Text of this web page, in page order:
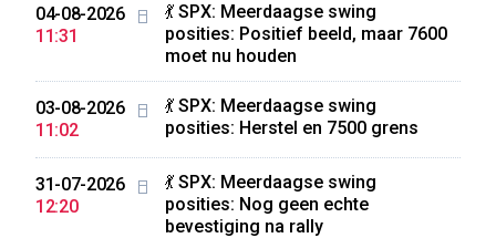
04-08-2026
11:31
💃 SPX: Meerdaagse swing
posities: Positief beeld, maar 7600
moet nu houden
03-08-2026
11:02
💃 SPX: Meerdaagse swing
posities: Herstel en 7500 grens
31-07-2026
12:20
💃 SPX: Meerdaagse swing
posities: Nog geen echte
bevestiging na rally